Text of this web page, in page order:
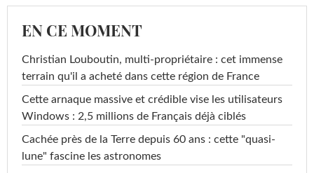
EN CE MOMENT
Christian Louboutin, multi-propriétaire : cet immense
terrain qu'il a acheté dans cette région de France
Cette arnaque massive et crédible vise les utilisateurs
Windows : 2,5 millions de Français déjà ciblés
Cachée près de la Terre depuis 60 ans : cette "quasi-
lune" fascine les astronomes